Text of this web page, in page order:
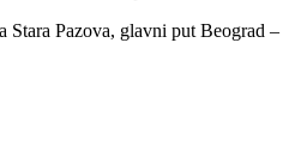
Pazova, glavni put Beograd –